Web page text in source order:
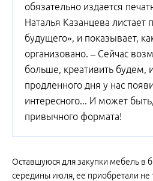
обязательно издается
Наталья Казанцева листает
будущего», и показывает,
организовано. – Сейчас
больше, креативить будем,
продленного дня у нас
интересного... И может
привычного формата!
Оставшуюся для закупки мебель в
середины июля, ее приобретали не